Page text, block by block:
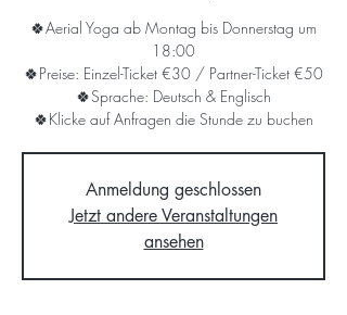
🍀Aerial Yoga ab Montag bis Donnerstag um
18:00
🍀Preise: Einzel-Ticket €30 / Partner-Ticket €50
🍀Sprache: Deutsch & Englisch
🍀Klicke auf Anfragen die Stunde zu buchen
Anmeldung geschlossen
Jetzt andere Veranstaltungen
ansehen